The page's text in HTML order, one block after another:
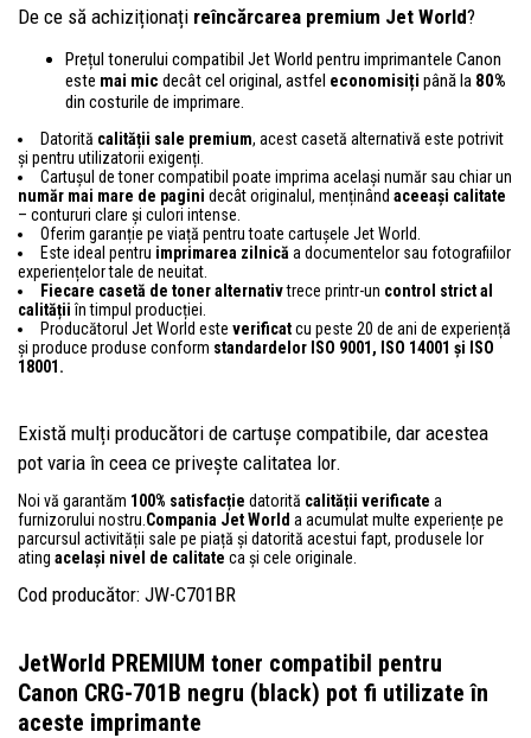
De ce să achiziționați reîncărcarea premium Jet World?
Prețul tonerului compatibil Jet World pentru imprimantele Canon
este mai mic decât cel original, astfel economisiți până la 80%
din costurile de imprimare.
Datorită calității sale premium, acest casetă alternativă este potrivit
și pentru utilizatorii exigenți.
Cartușul de toner compatibil poate imprima același număr sau chiar un
număr mai mare de pagini decât originalul, menținând aceeași calitate
– contururi clare și culori intense.
Oferim garanție pe viață pentru toate cartușele Jet World.
Este ideal pentru imprimarea zilnică a documentelor sau fotografiilor
experiențelor tale de neuitat.
Fiecare casetă de toner alternativtrece printr-un control strict al
calitățiiîn timpul producției.
Producătorul Jet World este verificatcu peste 20 de ani de experiență
și produce produse conform standardelor ISO 9001, ISO 14001 și ISO
18001.
Există mulți producători de cartușe compatibile, dar acestea
pot varia în ceea ce privește calitatea lor.
Noi vă garantăm 100% satisfacție datorită calității verificate a
furnizorului nostru. Compania Jet World a acumulat multe experiențe pe
parcursul activității sale pe piață și datorită acestui fapt, produsele lor
ating același nivel de calitate ca și cele originale.
Cod producător: JW-C701BR
JetWorld PREMIUM toner compatibil pentru
Canon CRG-701B negru (black) pot fi utilizate în
aceste imprimante